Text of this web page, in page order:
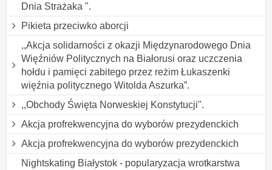
Dnia Strażaka ".
Pikieta przeciwko aborcji
,,Akcja solidarności z okazji Międzynarodowego Dnia
Więźniów Politycznych na Białorusi oraz uczczenia
hołdu i pamięci zabitego przez reżim Łukaszenki
więźnia politycznego Witolda Aszurka”.
,,Obchody Święta Norweskiej Konstytucji".
Akcja profrekwencyjna do wyborów prezydenckich
Akcja profrekwencyjna do wyborów prezydenckich
Nightskating Białystok - popularyzacja wrotkarstwa